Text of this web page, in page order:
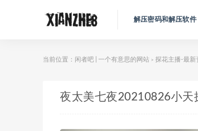
解压密码和解压软件
当前位置： 闲者吧 | 一个有意思的网站 > 探花主播-最新
夜太美七夜20210826小天